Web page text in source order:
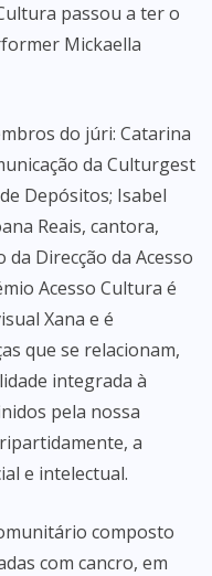
passou a ter o
Mickaella
do júri: Catarina
da Culturgest
Depósitos; Isabel
Reais, cantora,
Direcção da Acesso
Acesso Cultura é
Xana e é
que se relacionam,
integrada à
pela nossa
a
e intelectual.
composto
com cancro, em